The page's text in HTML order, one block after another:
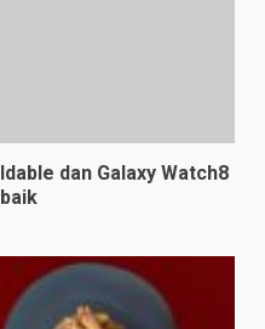
dan Galaxy Watch8